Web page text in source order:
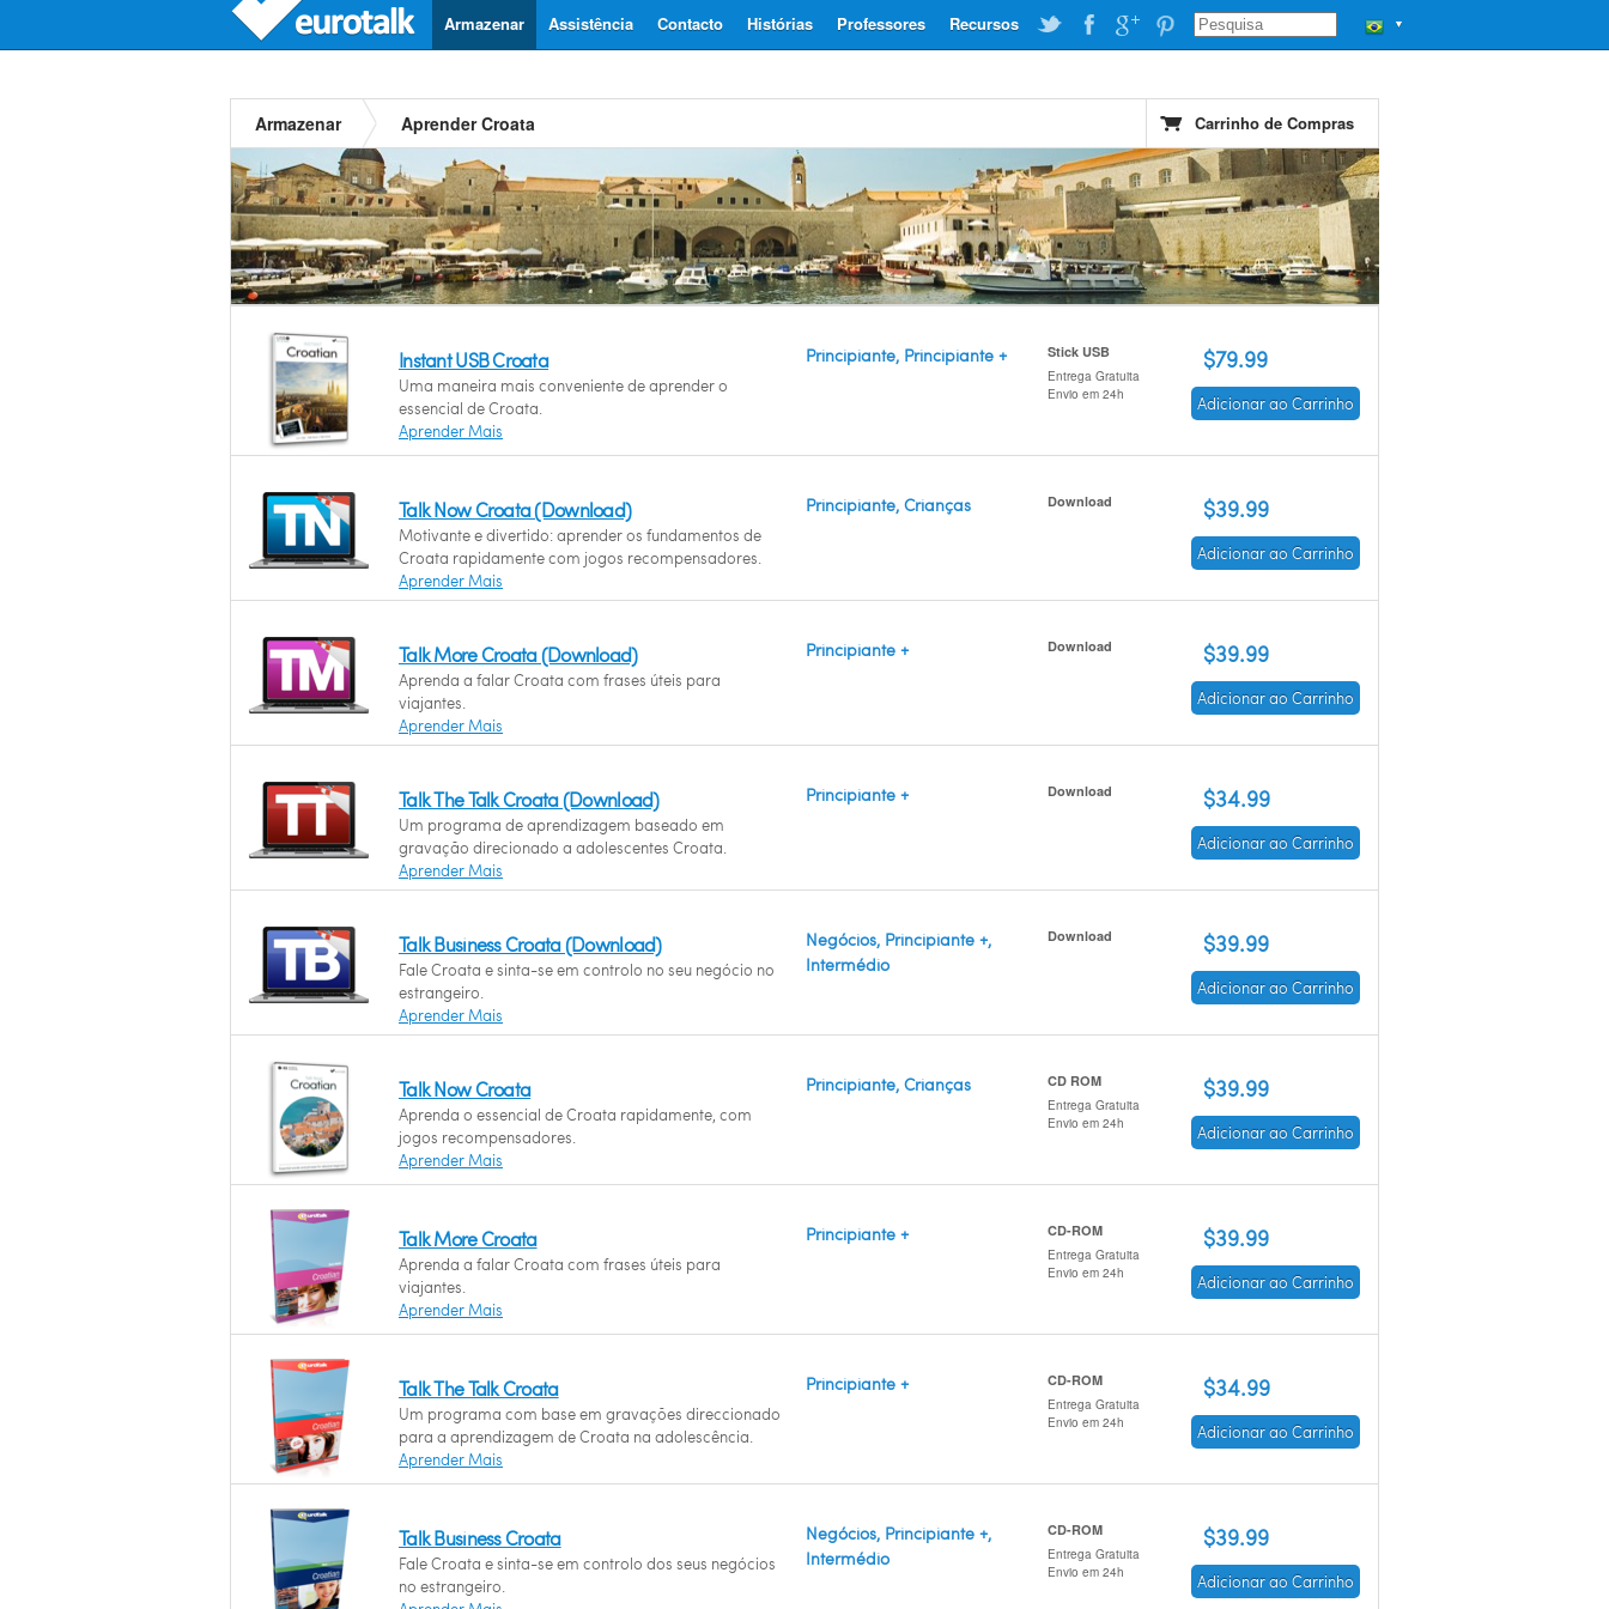
▼
Recursos
Professores
Histórias
Contacto
Assistência
Armazenar
Armazenar Aprender Croata Carrinho de Compras
Instant USB Croata
Uma maneira mais conveniente de aprender o
essencial de Croata.
Aprender Mais
Principiante, Principiante + Stick USB
Entrega Gratuita
Envio em 24h
$79.99
Adicionar ao Carrinho
Talk Now Croata (Download)
Motivante e divertido: aprender os fundamentos de
Croata rapidamente com jogos recompensadores.
Aprender Mais
Principiante, Crianças Download $39.99
Adicionar ao Carrinho
Talk More Croata (Download)
Aprenda a falar Croata com frases úteis para
viajantes.
Aprender Mais
Principiante + Download $39.99
Adicionar ao Carrinho
Talk The Talk Croata (Download)
Um programa de aprendizagem baseado em
gravação direcionado a adolescentes Croata.
Aprender Mais
Principiante + Download $34.99
Adicionar ao Carrinho
Talk Business Croata (Download)
Fale Croata e sinta-se em controlo no seu negócio no
estrangeiro.
Aprender Mais
Negócios, Principiante +,
Intermédio
Download $39.99
Adicionar ao Carrinho
Talk Now Croata
Aprenda o essencial de Croata rapidamente, com
jogos recompensadores.
Aprender Mais
Principiante, Crianças CD ROM
Entrega Gratuita
Envio em 24h
$39.99
Adicionar ao Carrinho
Talk More Croata
Aprenda a falar Croata com frases úteis para
viajantes.
Aprender Mais
Principiante + CD-ROM
Entrega Gratuita
Envio em 24h
$39.99
Adicionar ao Carrinho
Talk The Talk Croata
Um programa com base em gravações direccionado
para a aprendizagem de Croata na adolescência.
Aprender Mais
Principiante + CD-ROM
Entrega Gratuita
Envio em 24h
$34.99
Adicionar ao Carrinho
Talk Business Croata
Fale Croata e sinta-se em controlo dos seus negócios
no estrangeiro.
Negócios, Principiante +,
Intermédio
CD-ROM
Entrega Gratuita
Envio em 24h
$39.99
Adicionar ao Carrinho